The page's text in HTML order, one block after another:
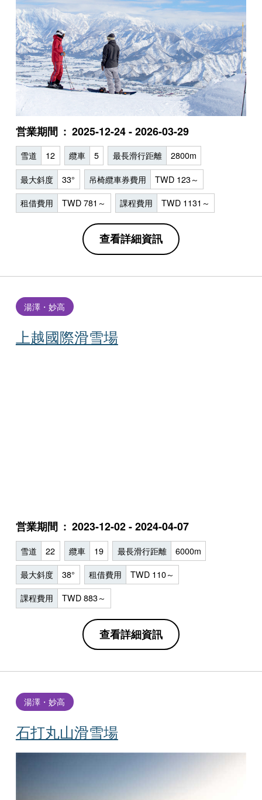
営業期間 2025-12-24 - 2026-03-29
雪道 12 纜車 5 最長滑行距離 2800m
最大斜度 33° 吊椅纜車券費用 TWD 123～
租借費用 TWD 781～ 課程費用 TWD 1131～
查看詳細資訊
上越國際滑雪場
湯澤・妙高
営業期間 2023-12-02 - 2024-04-07
雪道 22 纜車 19 最長滑行距離 6000m
最大斜度 38° 租借費用 TWD 110～
課程費用 TWD 883～
查看詳細資訊
石打丸山滑雪場
湯澤・妙高